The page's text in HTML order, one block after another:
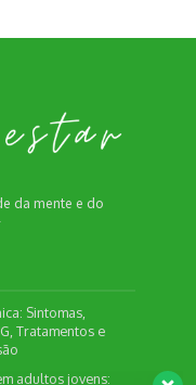
da mente e do
Sintomas,
Tratamentos e
adultos jovens: